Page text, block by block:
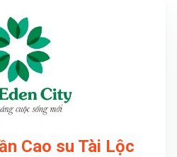
Cao su Tài Lộc